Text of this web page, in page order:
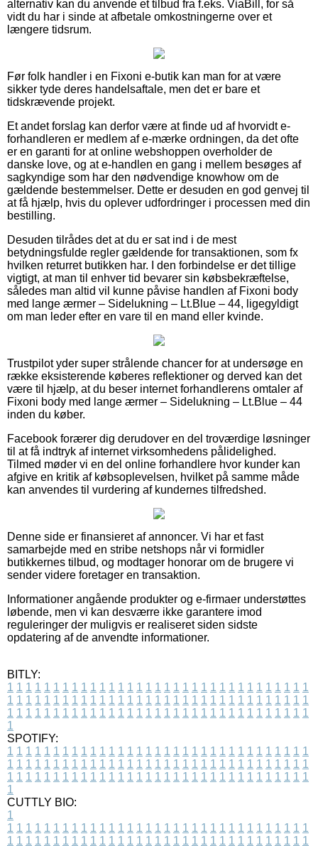
alternativ kan du anvende et tilbud fra f.eks. ViaBill, for så
vidt du har i sinde at afbetale omkostningerne over et
længere tidsrum.
Før folk handler i en Fixoni e-butik kan man for at være
sikker tyde deres handelsaftale, men det er bare et
tidskrævende projekt.
Et andet forslag kan derfor være at finde ud af hvorvidt e-
forhandleren er medlem af e-mærke ordningen, da det ofte
er en garanti for at online webshoppen overholder de
danske love, og at e-handlen en gang i mellem besøges af
sagkyndige som har den nødvendige knowhow om de
gældende bestemmelser. Dette er desuden en god genvej til
at få hjælp, hvis du oplever udfordringer i processen med din
bestilling.
Desuden tilrådes det at du er sat ind i de mest
betydningsfulde regler gældende for transaktionen, som fx
hvilken returret butikken har. I den forbindelse er det tillige
vigtigt, at man til enhver tid bevarer sin købsbekræftelse,
således man altid vil kunne påvise handlen af Fixoni body
med lange ærmer – Sidelukning – Lt.Blue – 44, ligegyldigt
om man leder efter en vare til en mand eller kvinde.
Trustpilot yder super strålende chancer for at undersøge en
række eksisterende køberes reflektioner og derved kan det
være til hjælp, at du beser internet forhandlerens omtaler af
Fixoni body med lange ærmer – Sidelukning – Lt.Blue – 44
inden du køber.
Facebook forærer dig derudover en del troværdige løsninger
til at få indtryk af internet virksomhedens pålidelighed.
Tilmed møder vi en del online forhandlere hvor kunder kan
afgive en kritik af købsoplevelsen, hvilket på samme måde
kan anvendes til vurdering af kundernes tilfredshed.
Denne side er finansieret af annoncer. Vi har et fast
samarbejde med en stribe netshops når vi formidler
butikkernes tilbud, og modtager honorar om de brugere vi
sender videre foretager en transaktion.
Informationer angående produkter og e-firmaer understøttes
løbende, men vi kan desværre ikke garantere imod
reguleringer der muligvis er realiseret siden sidste
opdatering af de anvendte informationer.
BITLY:
1 1 1 1 1 1 1 1 1 1 1 1 1 1 1 1 1 1 1 1 1 1 1 1 1 1 1 1 1 1 1 1 1
1 1 1 1 1 1 1 1 1 1 1 1 1 1 1 1 1 1 1 1 1 1 1 1 1 1 1 1 1 1 1 1 1
1 1 1 1 1 1 1 1 1 1 1 1 1 1 1 1 1 1 1 1 1 1 1 1 1 1 1 1 1 1 1 1 1
1
SPOTIFY:
1 1 1 1 1 1 1 1 1 1 1 1 1 1 1 1 1 1 1 1 1 1 1 1 1 1 1 1 1 1 1 1 1
1 1 1 1 1 1 1 1 1 1 1 1 1 1 1 1 1 1 1 1 1 1 1 1 1 1 1 1 1 1 1 1 1
1 1 1 1 1 1 1 1 1 1 1 1 1 1 1 1 1 1 1 1 1 1 1 1 1 1 1 1 1 1 1 1 1
1
CUTTLY BIO:
1
1 1 1 1 1 1 1 1 1 1 1 1 1 1 1 1 1 1 1 1 1 1 1 1 1 1 1 1 1 1 1 1 1
1 1 1 1 1 1 1 1 1 1 1 1 1 1 1 1 1 1 1 1 1 1 1 1 1 1 1 1 1 1 1 1 1